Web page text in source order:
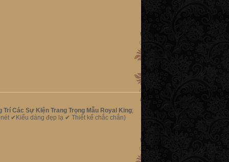
Trí Các Sự KIện Trang Trọng Mẫu Royal King;
✔Kiểu dáng đẹp lạ ✔ Thiết kế chắc chắn)